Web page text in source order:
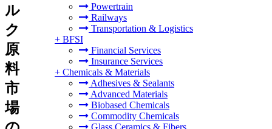
Powertrain
Railways
Transportation & Logistics
+ BFSI
Financial Services
Insurance Services
+ Chemicals & Materials
Adhesives & Sealants
Advanced Materials
Biobased Chemicals
Commodity Chemicals
Glass Ceramics & Fibers
ル
ク
原
料
市
場